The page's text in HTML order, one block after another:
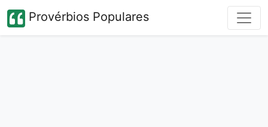
Provérbios Populares